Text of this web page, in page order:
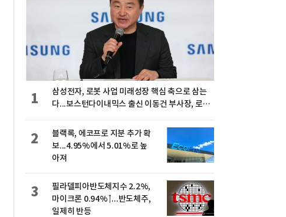
삼성전자, 로봇 사업 미래성장 핵심 축으로 삼는
다...보스턴다이내믹스 출신 이동건 부사장, 로보
1
블랙록, 에코프로 지분 추가 확
보...4.95%에서 5.01%로 높
아져
2
필라델피아반도체지수 2.2%,
마이크론 0.94%↑...반도체주,
일제히 반등
3